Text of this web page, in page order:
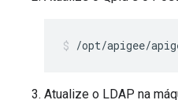
/opt/apigee/
Atualize o LDAP na